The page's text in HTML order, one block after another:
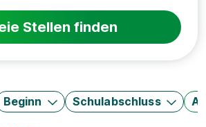
Stellen finden
Beginn Schulabschluss